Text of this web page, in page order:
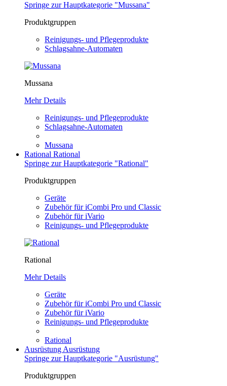
Springe zur Hauptkategorie "Mussana"
Produktgruppen
Reinigungs- und Pflegeprodukte
Schlagsahne-Automaten
Mussana
Mehr Details
Reinigungs- und Pflegeprodukte
Schlagsahne-Automaten
Mussana
Rational Rational
Springe zur Hauptkategorie "Rational"
Produktgruppen
Geräte
Zubehör für iCombi Pro und Classic
Zubehör für iVario
Reinigungs- und Pflegeprodukte
Rational
Mehr Details
Geräte
Zubehör für iCombi Pro und Classic
Zubehör für iVario
Reinigungs- und Pflegeprodukte
Rational
Ausrüstung Ausrüstung
Springe zur Hauptkategorie "Ausrüstung"
Produktgruppen